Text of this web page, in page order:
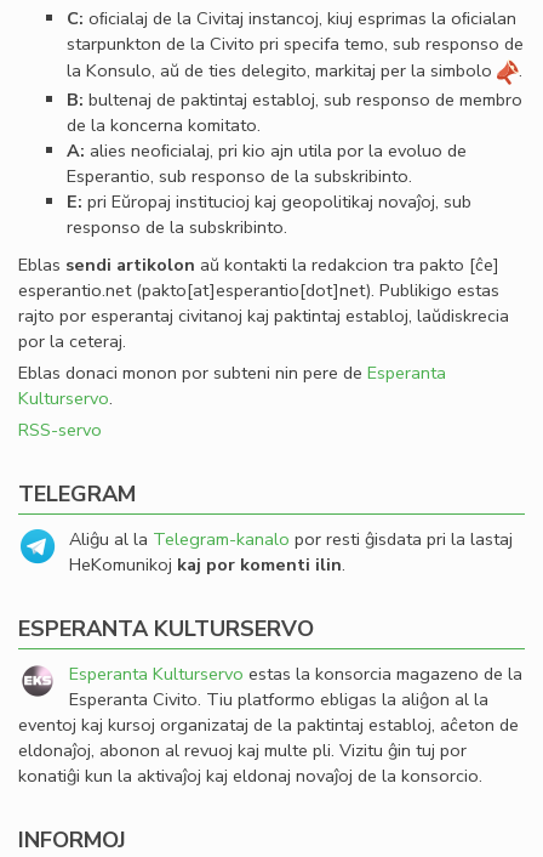
C: oﬁcialaj de la Civitaj instancoj, kiuj esprimas la oﬁcialan
starpunkton de la Civito pri specifa temo, sub responso de
la Konsulo, aŭ de ties delegito, markitaj per la simbolo
.
B: bultenaj de paktintaj establoj, sub responso de membro
de la koncerna komitato.
A: alies neoﬁcialaj, pri kio ajn utila por la evoluo de
Esperantio, sub responso de la subskribinto.
E: pri Eŭropaj institucioj kaj geopolitikaj novaĵoj, sub
responso de la subskribinto.
Eblas sendi artikolon aŭ kontakti la redakcion tra pakto [ĉe]
esperantio.net(pakto[at]esperantio[dot]net). Publikigo estas
rajto por esperantaj civitanoj kaj paktintaj establoj, laŭdiskrecia
por la ceteraj.
Eblas donaci monon por subteni nin pere de Esperanta
Kulturservo.
RSS-servo
TELEGRAM
Aliĝu al la Telegram-kanalo por resti ĝisdata pri la lastaj
HeKomunikoj kaj por komenti ilin.
ESPERANTA KULTURSERVO
Esperanta Kulturservo estas la konsorcia magazeno de la
Esperanta Civito. Tiu platformo ebligas la aliĝon al la
eventoj kaj kursoj organizataj de la paktintaj establoj, aĉeton de
eldonaĵoj, abonon al revuoj kaj multe pli. Vizitu ĝin tuj por
konatiĝi kun la aktivaĵoj kaj eldonaj novaĵoj de la konsorcio.
INFORMOJ